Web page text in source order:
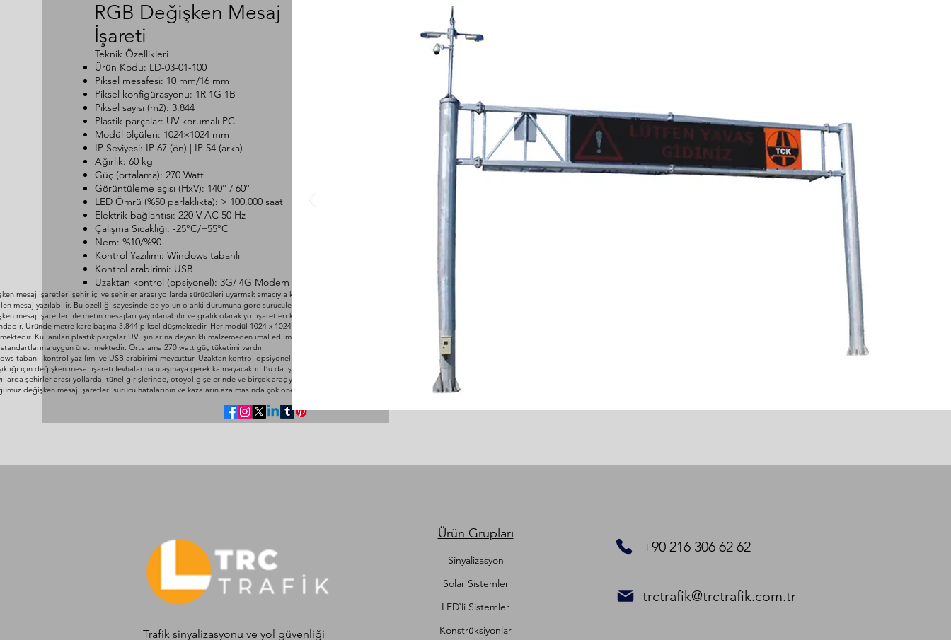
RGB Değişken Mesaj
İşareti
Teknik Özellikleri
Ürün Kodu: LD-03-01-100
Piksel mesafesi: 10 mm/16 mm
Piksel konfigürasyonu: 1R 1G 1B
Piksel sayısı (m2): 3.844
Plastik parçalar: UV korumalı PC
Modül ölçüleri: 1024×1024 mm
IP Seviyesi: IP 67 (ön) | IP 54 (arka)
Ağırlık: 60 kg
Güç (ortalama): 270 Watt
Görüntüleme açısı (HxV): 140° / 60°
LED Ömrü (%50 parlaklıkta): > 100.000 saat
Elektrik bağlantısı: 220 V AC 50 Hz
Çalışma Sıcaklığı: -25°C/+55°C
Nem: %10/%90
Kontrol Yazılımı: Windows tabanlı
Kontrol arabirimi: USB
Uzaktan kontrol (opsiyonel): 3G/ 4G Modem
mesaj işaretleri şehir içi ve şehirler arası yollarda sürücüleri uyarmak amacıyla kullanılan en etkili yöntemlerdendir. Sisteme
mesaj yazılabilir. Bu özelliği sayesinde de yolun o anki durumuna göre sürücüleri rahatlıkla ikaz edebilirsiniz.
mesaj işaretleri ile metin mesajları yayınlanabilir ve grafik olarak yol işaretleri konabilir. Piksel arası mesafe 10 – 16 mm
Üründe metre kare başına 3.844 piksel düşmektedir. Her modül 1024 x 1024 mm ölçülerinde ve yaklaşık 60 kg olarak
Kullanılan plastik parçalar UV ışınlarına dayanıklı malzemeden imal edilmektedir. Sistemin ön kısmı IP 67, arka kısmı ise
standartlarına uygun üretilmektedir. Ortalama 270 watt güç tüketimi vardır.
tabanlı kontrol yazılımı ve USB arabirimi mevcuttur. Uzaktan kontrol opsiyonel olarak sağlanabilmektedir. Böylece mesaj
için değişken mesaj işareti levhalarına ulaşmaya gerek kalmayacaktır. Bu da işçilik maliyetini minimuma düşürmektedir.
şehirler arası yollarda, tünel girişlerinde, otoyol gişelerinde ve birçok araç yoğunluğu olan bölgelerde sıklıkla görmüş
değişken mesaj işaretleri sürücü hatalarının ve kazaların azalmasında çok önemli bir rol oynamaktadır.
Trafik sinyalizasyonu ve yol güvenliği
Ürün Grupları
Sinyalizasyon
Solar Sistemler
LED`li Sistemler
Konstrüksiyonlar
+90 216 306 62 62
trctrafik@trctrafik.com.tr